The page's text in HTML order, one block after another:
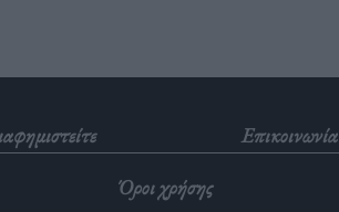
Επικοινωνία
Όροι χρήσης